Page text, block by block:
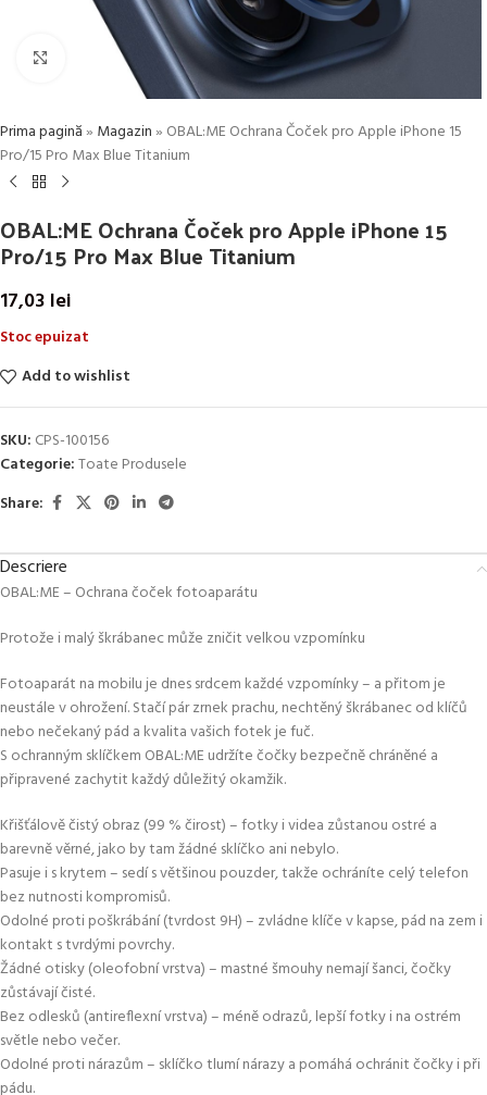
Click to enlarge
Prima pagină» Magazin» OBAL:ME Ochrana Čoček pro Apple iPhone 15
Pro/15 Pro Max Blue Titanium
OBAL:ME Ochrana Čoček pro Apple iPhone 15
Pro/15 Pro Max Blue Titanium
17,03 lei
Stoc epuizat
Add to wishlist
SKU: CPS-100156
Categorie:Toate Produsele
Share:
Descriere
OBAL:ME – Ochrana čoček fotoaparátu
Protože i malý škrábanec může zničit velkou vzpomínku
Fotoaparát na mobilu je dnes srdcem každé vzpomínky – a přitom je
neustále v ohrožení. Stačí pár zrnek prachu, nechtěný škrábanec od klíčů
nebo nečekaný pád a kvalita vašich fotek je fuč.
S ochranným sklíčkem OBAL:ME udržíte čočky bezpečně chráněné a
připravené zachytit každý důležitý okamžik.
Křišťálově čistý obraz (99 % čirost) – fotky i videa zůstanou ostré a
barevně věrné, jako by tam žádné sklíčko ani nebylo.
Pasuje i s krytem – sedí s většinou pouzder, takže ochráníte celý telefon
bez nutnosti kompromisů.
Odolné proti poškrábání (tvrdost 9H) – zvládne klíče v kapse, pád na zem i
kontakt s tvrdými povrchy.
Žádné otisky (oleofobní vrstva) – mastné šmouhy nemají šanci, čočky
zůstávají čisté.
Bez odlesků (antireflexní vrstva) – méně odrazů, lepší fotky i na ostrém
světle nebo večer.
Odolné proti nárazům – sklíčko tlumí nárazy a pomáhá ochránit čočky i při
pádu.